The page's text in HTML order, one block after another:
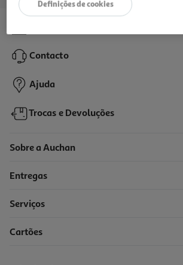
Contacto
Ajuda
Trocas e Devoluções
Sobre a Auchan
Entregas
Serviços
Cartões
Definições de cookies